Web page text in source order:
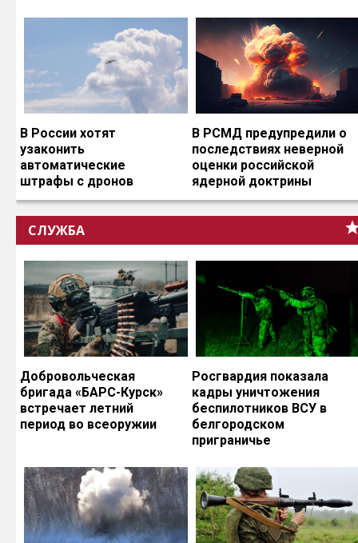
В России хотят
узаконить
автоматические
штрафы с дронов
В РСМД предупредили о
последствиях неверной
оценки российской
ядерной доктрины
СЛУЖБА
Добровольческая
бригада «БАРС-Курск»
встречает летний
период во всеоружии
Росгвардия показала
кадры уничтожения
беспилотников ВСУ в
белгородском
приграничье